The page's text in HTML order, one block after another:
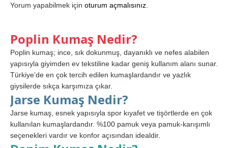
Yorum yapabilmek için oturum açmalısınız
Poplin Kumaş Nedir?
Poplin kumaş; ince, sık dokunmuş, dayanıklı ve nefes alabilen
yapısıyla giyimden ev tekstiline kadar geniş kullanım alanı sunar.
Türkiye’de en çok tercih edilen kumaşlardandır ve yazlık
giysilerde sıkça karşımıza çıkar.
Jarse Kumaş Nedir?
Jarse kumaş, esnek yapısıyla spor kıyafet ve tişörtlerde en çok
kullanılan kumaşlardandır. %100 pamuk veya pamuk-karışımlı
seçenekleri vardır ve konfor açısından idealdir.